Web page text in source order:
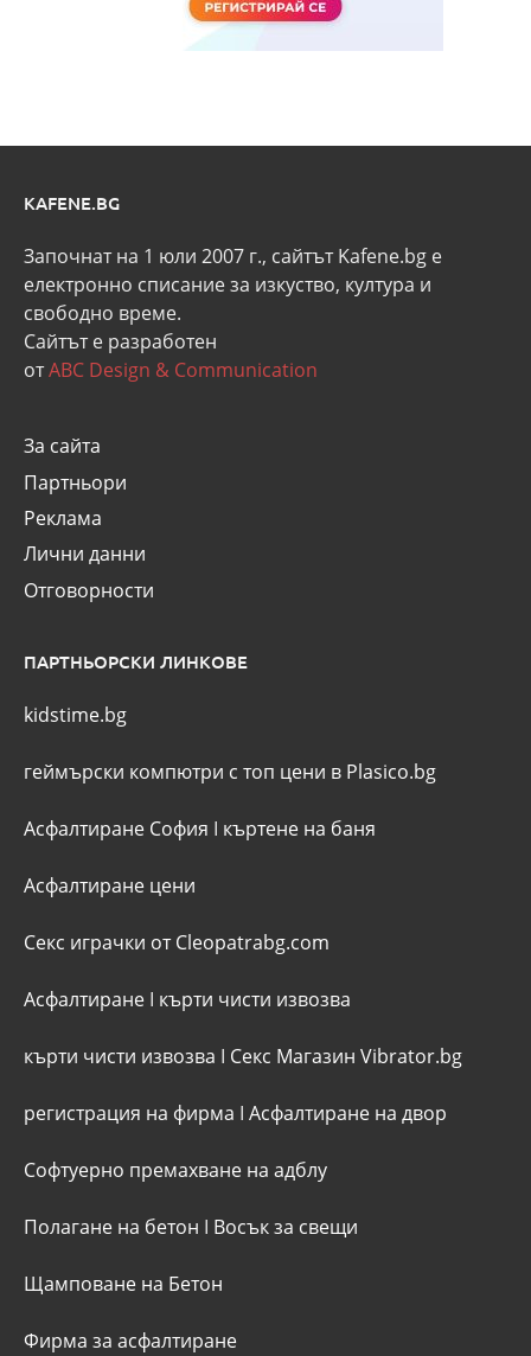
KAFENE.BG
Започнат на 1 юли 2007 г., сайтът Kafene.bg e
eлектронно списание за изкуство, култура и
свободно време.
Сайтът е разработен
отABC Design & Communication
За сайта
Партньори
Реклама
Лични данни
Отговорности
ПАРТНЬОРСКИ ЛИНКОВЕ
kidstime.bg
геймърски компютри с топ цени в Plasico.bg
Асфалтиране София I къртене на баня
Асфалтиране цени
Секс играчки от Cleopatrabg.com
Асфалтиране I кърти чисти извозва
кърти чисти извозва I Секс Магазин Vibrator.bg
регистрация на фирма I Асфалтиране на двор
Софтуерно премахване на адблу
Полагане на бетон I Восък за свещи
Щамповане на Бетон
Фирма за асфалтиране